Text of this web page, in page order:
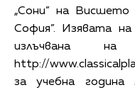
„Сони” на Висшето
София”. Изявата
излъчвана
http://
за учебна